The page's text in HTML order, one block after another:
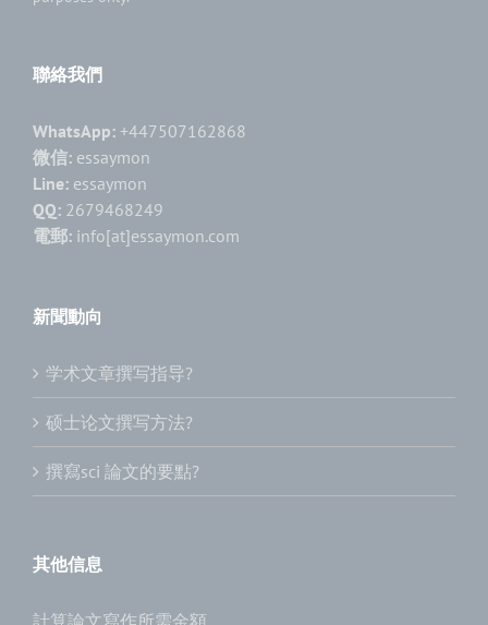
聯絡我們
WhatsApp: +447507162868
微信: essaymon
Line: essaymon
QQ: 2679468249
電郵: info[at]essaymon.com
新聞動向
学术文章撰写指导?
硕士论文撰写方法?
撰寫sci 論文的要點?
其他信息
計算論文寫作所需金額